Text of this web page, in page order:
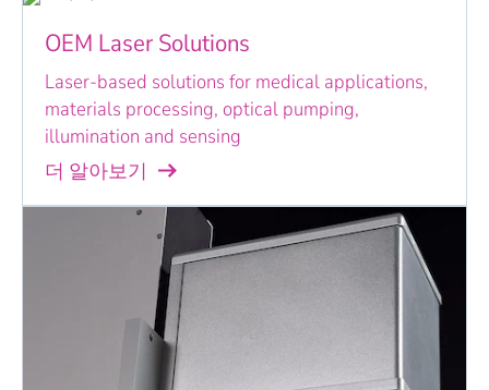
OEM Laser Solutions
Laser-based solutions for medical applications,
materials processing, optical pumping,
illumination and sensing
더 알아보기